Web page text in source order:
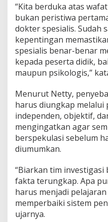
R
D
e
s
a
k
I
n
v
s
t
i
g
a
s
u
n
t
a
s
“Kita berduka atas
bukan peristiwa
dokter spesialis. Sudah
kepentingan
spesialis benar-benar
kepada peserta didik,
maupun psikologis,”
Menurut Netty,
harus diungkap melalui
independen, objektif,
mengingatkan agar
berspekulasi sebelum
diumumkan.
“Biarkan tim
fakta terungkap. Apa
harus menjadi
memperbaiki sistem
ujarnya.